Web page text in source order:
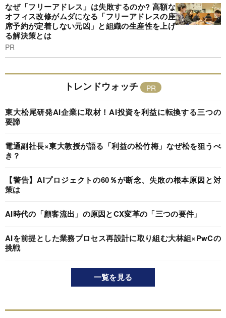
なぜ「フリーアドレス」は失敗するのか? 高額な
オフィス改修がムダになる「フリーアドレスの座
席予約が定着しない元凶」と組織の生産性を上げ
る解決策とは
PR
トレンドウォッチ
東大松尾研発AI企業に取材！AI投資を利益に転換する三つの
要諦
電通副社長×東大教授が語る「利益の松竹梅」なぜ松を狙うべ
き？
【警告】AIプロジェクトの60％が断念、失敗の根本原因と対
策は
AI時代の「顧客流出」の原因とCX変革の「三つの要件」
AIを前提とした業務プロセス再設計に取り組む大林組×PwCの
挑戦
一覧を見る